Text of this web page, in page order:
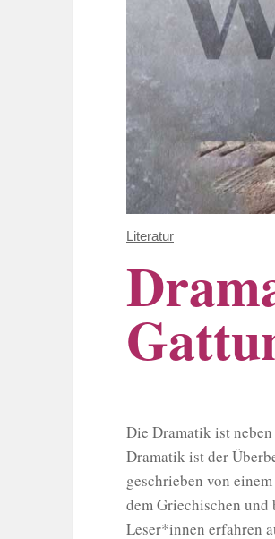
Literatur
Die Dramatik ist
Dramatik ist der
geschrieben von einem
dem Griechischen
Leser*innen erfahren